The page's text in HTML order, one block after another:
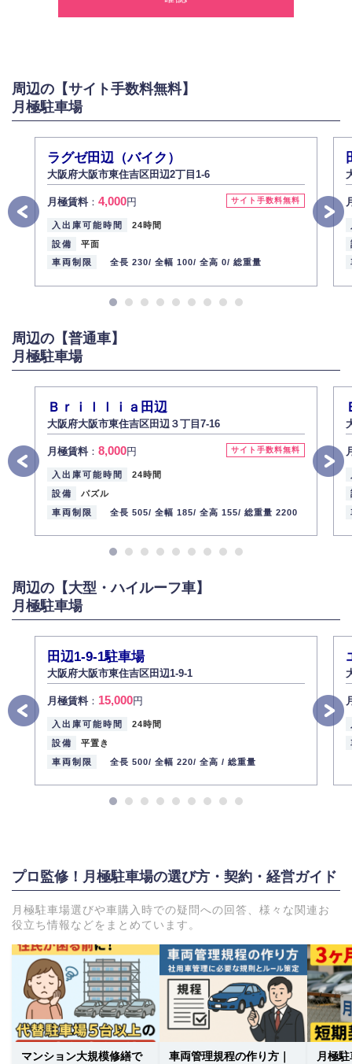
2.個人情報の利用
お問い合わせに対する回答、資料等の送付
採用に関する回答、情報の提供
弊社は取り扱う個人情報の外部への漏洩を防止し、その利用目的に応じて
適切かつ安全に管理します。
4.個人情報の第三者提供
法的義務など正当な理由に基づく要請があった場合を除き、お客様の個人
情報をご本人の同意なく第三者に提供いたしません。
5.個人情報の開示・訂正・削除
お客様ご本人から自己の個人情報開示の請求があった場合、すみやかに開
ん）。
また、個人情報の内容に誤りがあり、ご本人から訂正・追加・削除の請求
6.個人情報管理の社内教育
弊社社員全員が、個人情報の取り扱いについての重要性を理解し、より適
切に管理するよう社内教育を実施してまいります。
代表取締役社長 野口 幸男
周辺の【サイト手数料無料】
月極駐車場
ラグゼ田辺（バイク）
大阪府大阪市東住吉区田辺2丁目1-6
サイト手数料無料
月極賃料： 4,000円
入出庫可能時間
24時間
設備
平面
車両制限
全長 230/ 全幅 100/ 全高 0/ 総重量
周辺の【普通車】
月極駐車場
Ｂｒｉｌｌｉａ田辺
大阪府大阪市東住吉区田辺３丁目7-16
サイト手数料無料
月極賃料： 8,000円
入出庫可能時間
24時間
設備
パズル
車両制限
全長 505/ 全幅 185/ 全高 155/ 総重量 2200
周辺の【大型・ハイルーフ車】
月極駐車場
田辺1-9-1駐車場
大阪府大阪市東住吉区田辺1-9-1
月極賃料： 15,000円
入出庫可能時間
24時間
設備
平置き
車両制限
全長 500/ 全幅 220/ 全高 / 総重量
プロ監修！月極駐車場の選び方・契約・経営ガイド
月極駐車場選びや車購入時での疑問への回答、様々な関連お
役立ち情報などをまとめています。
マンション大規模修繕で
車両管理規程の作り方｜
月極